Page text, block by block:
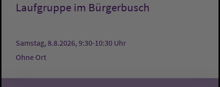
Laufgruppe im Bürgerbusch
Samstag, 8.8.2026, 9:30-10:30 Uhr
Ohne Ort